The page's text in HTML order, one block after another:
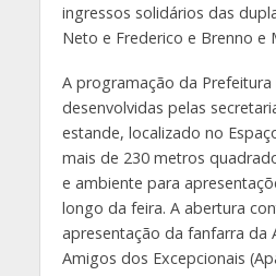
ingressos solidários das
Neto e Frederico e Brenno e
A programação da Prefeitura
desenvolvidas pelas
estande, localizado no
mais de 230 metros
e ambiente para
longo da feira. A abertura
apresentação da fanfarra da
Amigos dos Excepcionais